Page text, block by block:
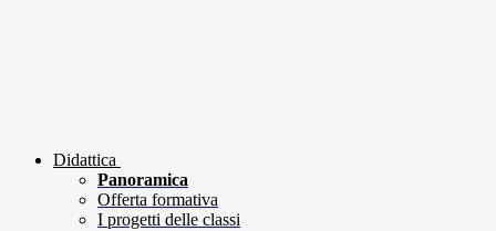
Didattica
Panoramica
Offerta formativa
I progetti delle classi